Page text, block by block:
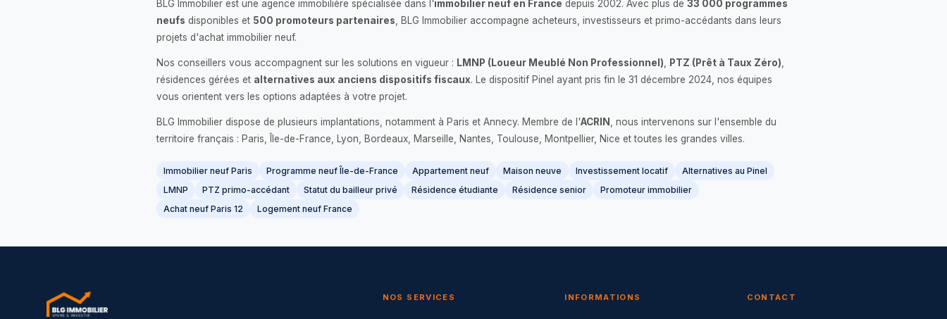
BLG Immobilier est une agence immobilière spécialisée dans l'immobilier neuf en France depuis 2002. Avec plus de 33 000 programmes
neufs disponibles et 500 promoteurs partenaires , BLG Immobilier accompagne acheteurs, investisseurs et primo-accédants dans leurs
projets d'achat immobilier neuf.
Nos conseillers vous accompagnent sur les solutions en vigueur : LMNP (Loueur Meublé Non Professionnel) PTZ (Prêt à Taux Zéro)
résidences gérées et alternatives aux anciens dispositifs fiscaux. Le dispositif Pinel ayant pris fin le 31 décembre 2024, nos équipes
vous orientent vers les options adaptées à votre projet.
BLG Immobilier dispose de plusieurs implantations, notamment à Paris et Annecy. Membre de l'ACRIN
, nous intervenons sur l'ensemble du
territoire français : Paris, Île-de-France, Lyon, Bordeaux, Marseille, Nantes, Toulouse, Montpellier, Nice et toutes les grandes villes.
Immobilier neuf Paris Programme neuf Île-de-France Appartement neuf Maison neuve Investissement locatif
Alternatives au Pinel
LMNP
PTZ primo-accédant Statut du bailleur privé Résidence étudiante Résidence senior
Promoteur immobilier
Achat neuf Paris 12
Logement neuf France
NOS SERVICES INFORMATIONS CONTACT